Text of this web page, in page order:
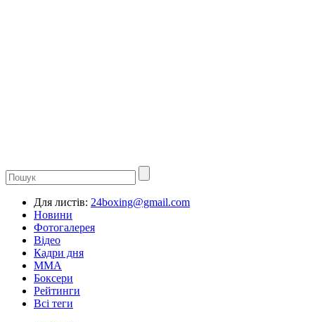
Для листів: 24boxing@gmail.com
Новини
Фотогалерея
Відео
Кадри дня
ММА
Боксери
Рейтинги
Всі теги